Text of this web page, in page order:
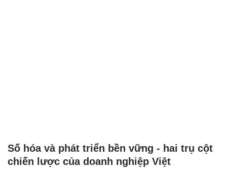
Số hóa và phát triển bền vững - hai trụ cột
chiến lược của doanh nghiệp Việt